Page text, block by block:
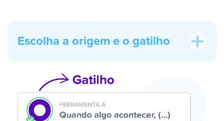
Escolha a origem e o gatilho